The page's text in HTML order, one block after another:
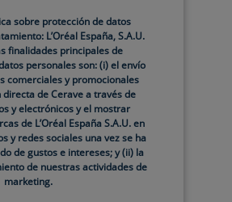
este
por lo que la
afección cutánea
por sí sola
sobre protección de datos
L’Oréal España, S.A.U.
finalidades principales de
personales son: (i) el envío
comerciales y promocionales
de Cerave a través de
y electrónicos y el mostrar
de L’Oréal España S.A.U. en
y redes sociales una vez se ha
de gustos e intereses; y (ii) la
de nuestras actividades de
marketing.